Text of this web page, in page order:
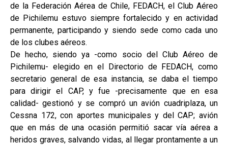
de la Federación Aérea de Chile, FEDACH, el Club Aéreo
de Pichilemu estuvo siempre fortalecido y en actividad
permanente, participando y siendo sede como cada uno
de los clubes aéreos.
De hecho, siendo ya -como socio del Club Aéreo de
Pichilemu- elegido en el Directorio de FEDACH, como
secretario general de esa instancia, se daba el tiempo
para dirigir el CAP, y fue -precisamente que en esa
calidad- gestionó y se compró un avión cuadriplaza, un
Cessna 172, con aportes municipales y del CAP; avión
que en más de una ocasión permitió sacar vía aérea a
heridos graves, salvando vidas, al llegar prontamente a un